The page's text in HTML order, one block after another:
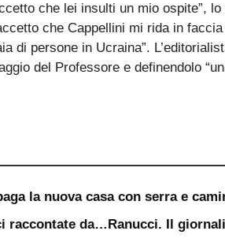
che lei insulti un mio ospite”,
che Cappellini mi rida in
di persone in Ucraina”.
del Professore e definendolo
la nuova casa con serra e
raccontate da…Ranucci. Il